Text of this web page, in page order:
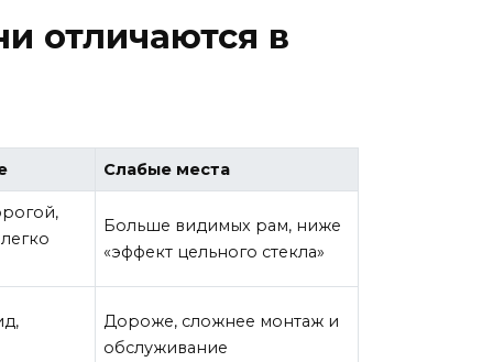
отличаются в
Слабые места
Больше видимых рам, ниже
«эффект цельного стекла»
Дороже, сложнее монтаж и
обслуживание